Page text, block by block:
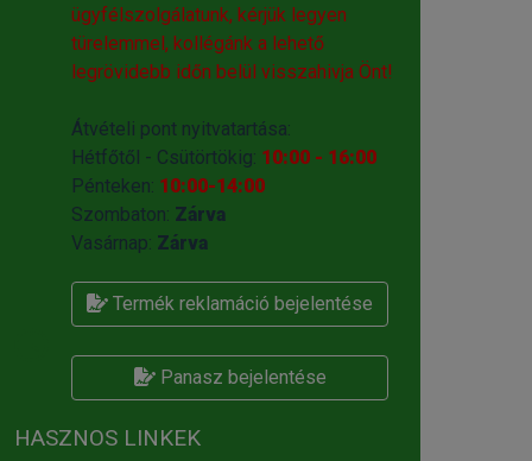
ügyfélszolgálatunk, kérjük legyen
türelemmel, kollégánk a lehető
legrövidebb időn belül visszahivja Önt!
Átvételi pont nyitvatartása:
Hétfőtől - Csütörtökig: 10:00 - 16:00
Pénteken: 10:00-14:00
Szombaton: Zárva
Vasárnap: Zárva
Termék reklamáció bejelentése
Panasz bejelentése
HASZNOS LINKEK